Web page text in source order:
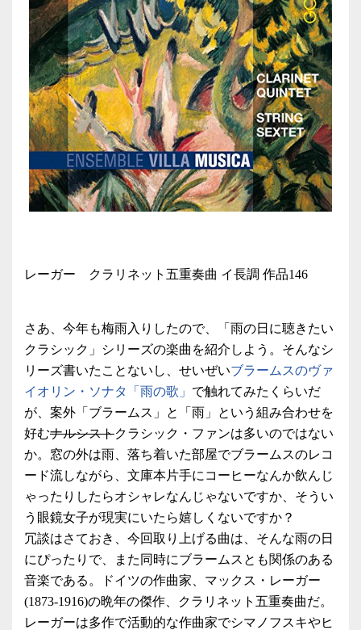
レーガー クラリネット五重奏曲 イ長調 作品146
さあ、今年も梅雨入りしたので、「雨の日に聴きたい
クラシック」シリーズの楽曲を紹介しよう。そんなシ
リーズ書いたことないし、せいぜいブラームスのヴァ
イオリン・ソナタ「雨の歌」 で触れてみたくらいだ
が、案外「ブラームス」と「雨」という組み合わせを
好むナルシストクラシック・ファンは多いのではない
か。窓の外は雨、落ち着いた部屋でブラームスのレコ
ード流しながら、文庫本片手にコーヒーなんか飲んじ
ゃったりしたらオシャレなんじゃないですか、そうい
う眼鏡女子が現実にいたら嬉しくないですか？
冗談はさておき、今回取り上げる曲は、そんな雨の日
にぴったりで、また同時にブラームスとも関係のある
音楽である。ドイツの作曲家、マックス・レーガー
(1873-1916)の晩年の傑作、クラリネット五重奏曲だ。
レーガーは多作で活動的な作曲家でシマノフスキやヒ